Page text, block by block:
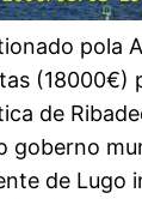
pola
(18000€)
de
goberno
de Lugo